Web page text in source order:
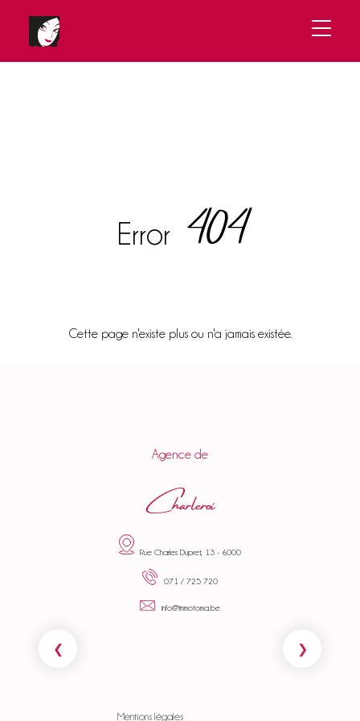
Error404
Cette page n'existe plus ou n'a jamais existée.
Agence de
Charleroi
Rue Charles Dupret, 13 - 6000
071 / 725 720
info@immotoma.be
Mentions légales